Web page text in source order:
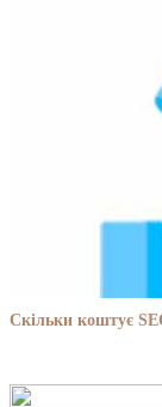
Скільки коштує